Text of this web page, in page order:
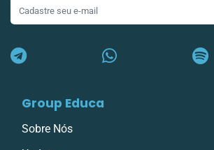
Group Educa
Sobre Nós